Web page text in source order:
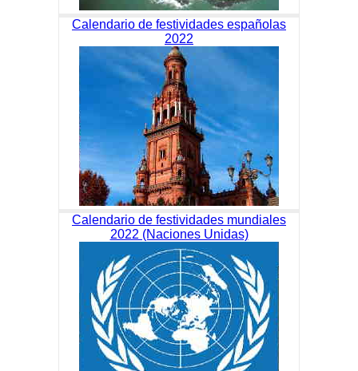
Calendario de festividades españolas
2022
Calendario de festividades mundiales
2022 (Naciones Unidas)